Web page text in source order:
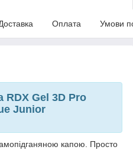
Оплата Умови
RDX Gel 3D Pro
Junior
капою. Просто